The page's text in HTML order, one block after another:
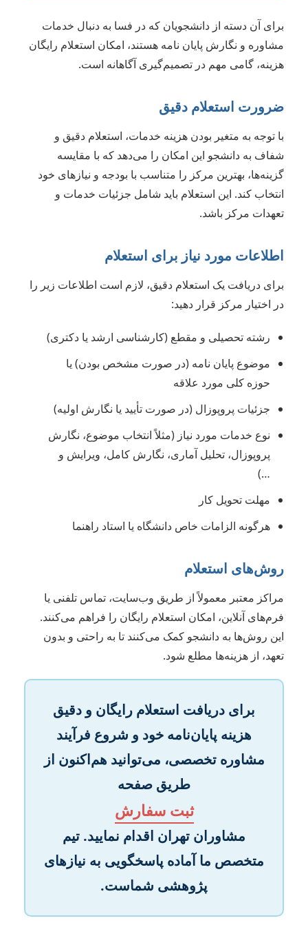
برای آن دسته از دانشجویان که در فسا به دنبال خدمات
مشاوره و نگارش پایان نامه هستند، امکان استعلام رایگان
هزینه، گامی مهم در تصمیم‌گیری آگاهانه است.
ضرورت استعلام دقیق
با توجه به متغیر بودن هزینه خدمات، استعلام دقیق و
شفاف به دانشجو این امکان را می‌دهد که با مقایسه
گزینه‌ها، بهترین مرکز را متناسب با بودجه و نیازهای خود
انتخاب کند. این استعلام باید شامل جزئیات خدمات و
تعهدات مرکز باشد.
اطلاعات مورد نیاز برای استعلام
برای دریافت یک استعلام دقیق، لازم است اطلاعات زیر را
در اختیار مرکز قرار دهید:
رشته تحصیلی و مقطع (کارشناسی ارشد یا دکتری)
موضوع پایان نامه (در صورت مشخص بودن) یا
حوزه کلی مورد علاقه
جزئیات پروپوزال (در صورت تأیید یا نگارش اولیه)
نوع خدمات مورد نیاز (مثلاً انتخاب موضوع، نگارش
پروپوزال، تحلیل آماری، نگارش کامل، ویرایش و
…)
مهلت تحویل کار
هرگونه الزامات خاص دانشگاه یا استاد راهنما
روش‌های استعلام
مراکز معتبر معمولاً از طریق وب‌سایت، تماس تلفنی یا
فرم‌های آنلاین، امکان استعلام رایگان را فراهم می‌کنند.
این روش‌ها به دانشجو کمک می‌کنند تا به راحتی و بدون
تعهد، از هزینه‌ها مطلع شود.
برای دریافت استعلام رایگان و دقیق
هزینه پایان‌نامه خود و شروع فرآیند
مشاوره تخصصی، می‌توانید هم‌اکنون از
طریق صفحه
ثبت سفارش
مشاوران تهران اقدام نمایید. تیم
متخصص ما آماده پاسخگویی به نیازهای
پژوهشی شماست.